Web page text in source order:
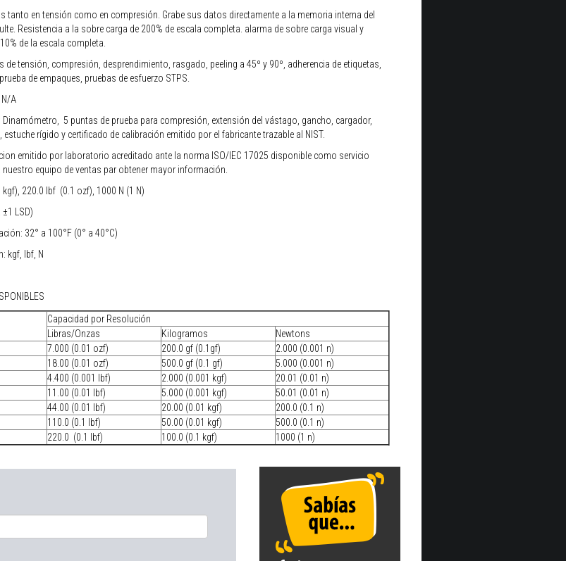
tanto en tensión como en compresión. Grabe sus datos directamente a la memoria interna del
Resistencia a la sobre carga de 200% de escala completa. alarma de sobre carga visual y
de la escala completa.
de tensión, compresión, desprendimiento, rasgado, peeling a 45º y 90º, adherencia de etiquetas,
de empaques, pruebas de esfuerzo STPS.
A
Dinamómetro, 5 puntas de prueba para compresión, extensión del vástago, gancho, cargador,
estuche rígido y certificado de calibración emitido por el fabricante trazable al NIST.
emitido por laboratorio acreditado ante la norma ISO/IEC 17025 disponible como servicio
equipo de ventas par obtener mayor información.
220.0 lbf (0.1 ozf), 1000 N (1 N)
LSD)
32° a 100°F (0° a 40°C)
kgf, lbf, N
Capacidad por Resolución
Libras/Onzas
Kilogramos
Newtons
7.000 (0.01 ozf) 200.0 gf (0.1gf)
2.000 (0.001 n)
18.00 (0.01 ozf) 500.0 gf (0.1 gf)
5.000 (0.001 n)
4.400 (0.001 lbf) 2.000 (0.001 kgf)
20.01 (0.01 n)
11.00 (0.01 lbf) 5.000 (0.001 kgf)
50.01 (0.01 n)
44.00 (0.01 lbf) 20.00 (0.01 kgf)
200.0 (0.1 n)
110.0 (0.1 lbf) 50.00 (0.01 kgf)
500.0 (0.1 n)
220.0 (0.1 lbf) 100.0 (0.1 kgf) 1000 (1 n)